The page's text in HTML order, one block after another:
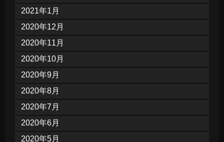
2021年1月
2020年12月
2020年11月
2020年10月
2020年9月
2020年8月
2020年7月
2020年6月
2020年5月